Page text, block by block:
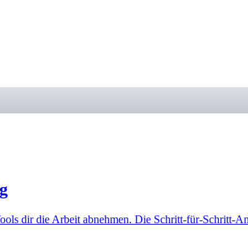
dir die Arbeit abnehmen. Die Schritt-für-Schritt-